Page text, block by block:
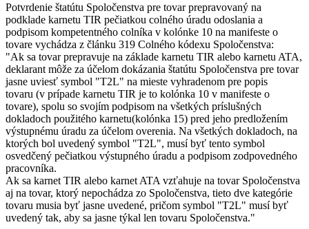
Potvrdenie štatútu Spoločenstva pre tovar prepravovaný na
podklade karnetu TIR pečiatkou colného úradu odoslania a
podpisom kompetentného colníka v kolónke 10 na manifeste o
tovare vychádza z článku 319 Colného kódexu Spoločenstva:
"Ak sa tovar prepravuje na základe karnetu TIR alebo karnetu ATA,
deklarant môže za účelom dokázania štatútu Spoločenstva pre tovar
jasne uviesť symbol "T2L" na mieste vyhradenom pre popis
tovaru (v prípade karnetu TIR je to kolónka 10 v manifeste o
tovare), spolu so svojím podpisom na všetkých príslušných
dokladoch použitého karnetu(kolónka 15) pred jeho predložením
výstupnému úradu za účelom overenia. Na všetkých dokladoch, na
ktorých bol uvedený symbol "T2L", musí byť tento symbol
osvedčený pečiatkou výstupného úradu a podpisom zodpovedného
pracovníka.
Ak sa karnet TIR alebo karnet ATA vzťahuje na tovar Spoločenstva
aj na tovar, ktorý nepochádza zo Spoločenstva, tieto dve kategórie
tovaru musia byť jasne uvedené, pričom symbol "T2L" musí byť
uvedený tak, aby sa jasne týkal len tovaru Spoločenstva."